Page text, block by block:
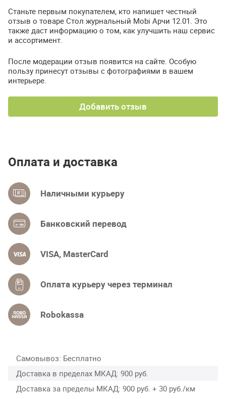
Станьте первым покупателем, кто напишет честный
отзыв о товаре Стол журнальный Mobi Арчи 12.01. Это
также даст информацию о том, как улучшить наш сервис
и ассортимент.
После модерации отзыв появится на сайте. Особую
пользу принесут отзывы с фотографиями в вашем
интерьере.
Добавить отзыв
Оплата и доставка
Наличными курьеру
Банковский перевод
VISA, MasterCard
Оплата курьеру через терминал
Robokassa
Самовывоз Бесплатно
Доставка в пределах МКАД 900 руб.
Доставка за пределы МКАД 900 руб. + 30 руб./км